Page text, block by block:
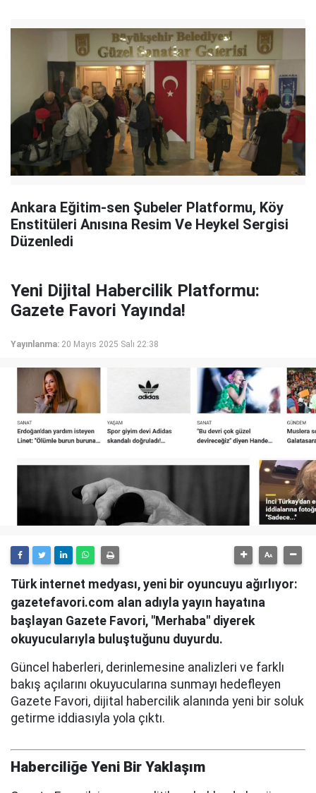
Ankara Eğitim-sen Şubeler Platformu, Köy
Enstitüleri Anısına Resim Ve Heykel Sergisi
Düzenledi
Yeni Dijital Habercilik Platformu:
Gazete Favori Yayında!
Yayınlanma: 20 Mayıs 2025 Salı 22:38
Türk internet medyası, yeni bir oyuncuyu ağırlıyor:
gazetefavori.com alan adıyla yayın hayatına
başlayan Gazete Favori, "Merhaba" diyerek
okuyucularıyla buluştuğunu duyurdu.
Güncel haberleri, derinlemesine analizleri ve farklı
bakış açılarını okuyucularına sunmayı hedefleyen
Gazete Favori, dijital habercilik alanında yeni bir soluk
getirme iddiasıyla yola çıktı.
Haberciliğe Yeni Bir Yaklaşım